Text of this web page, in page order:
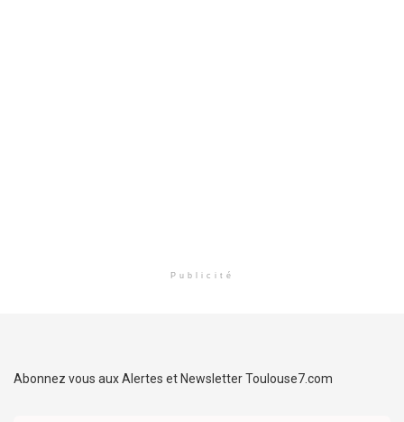
Publicité
Abonnez vous aux Alertes et Newsletter Toulouse7.com